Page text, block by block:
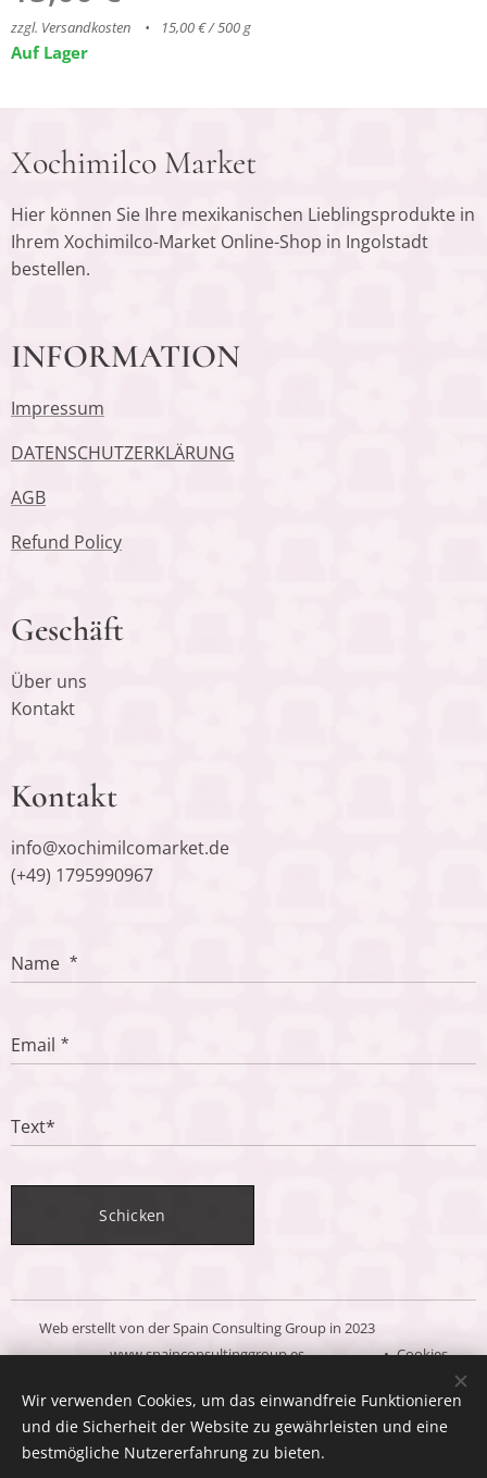
zzgl. Versandkosten 15,00 € / 500 g
Auf Lager
Xochimilco Market
Hier können Sie Ihre mexikanischen Lieblingsprodukte in
Ihrem Xochimilco-Market Online-Shop in Ingolstadt
bestellen.
INFORMATION
Impressum
DATENSCHUTZERKLÄRUNG
AGB
Refund Policy
Geschäft
Über uns
Kontakt
Kontakt
info@xochimilcomarket.de
(+49) 1795990967
Name
Email
Text*
Schicken
Web erstellt von der Spain Consulting Group in 2023
www.spainconsultinggroup.es
Cookies
Sprachen
Español
Deutsch English
Wir verwenden Cookies, um das einwandfreie Funktionieren
und die Sicherheit der Website zu gewährleisten und eine
bestmögliche Nutzererfahrung zu bieten.